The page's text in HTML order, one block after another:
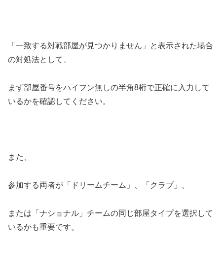
「一致する対戦部屋が見つかりません」と表示された場合
の対処法として、
まず部屋番号をハイフン無しの半角8桁で正確に入力して
いるかを確認してください。
また、
参加する両者が「ドリームチーム」、「クラブ」、
または「ナショナル」チームの同じ部屋タイプを選択して
いるかも重要です。